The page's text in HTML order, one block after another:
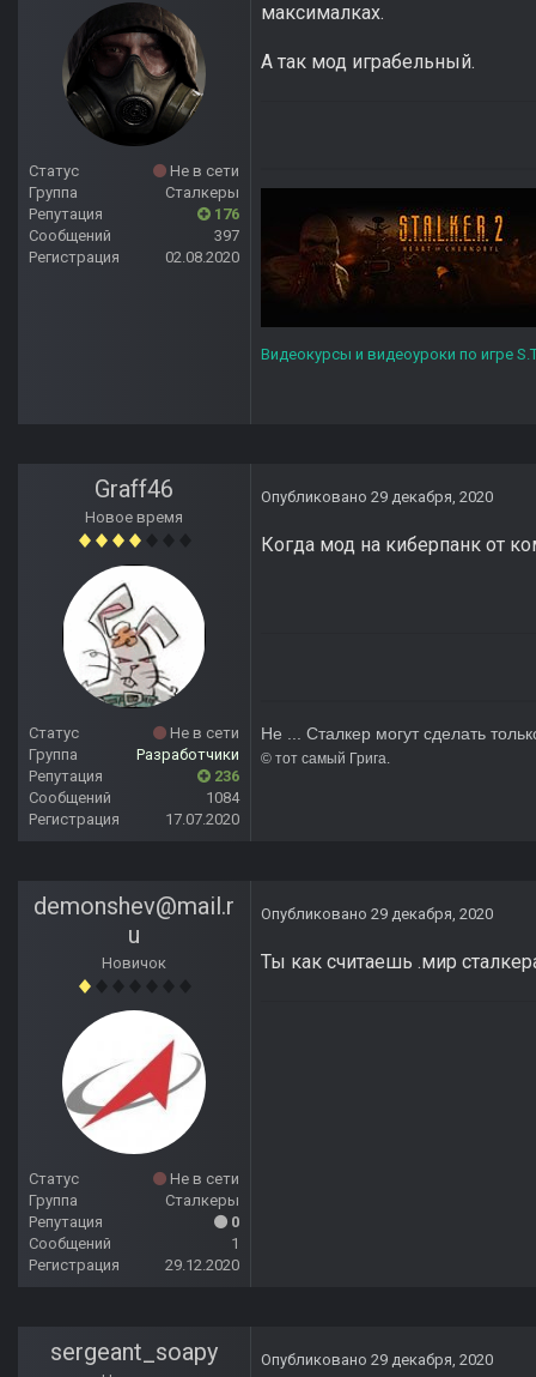
Статус
Не в сети
Группа
Сталкеры
Репутация
176
Сообщений
397
Регистрация
02.08.2020
максималках.
А так мод играбельный.
Видеокурсы и видеоуроки по игре
Graff46
Новое время
Статус
Не в сети
Группа
Разработчики
Репутация
236
Сообщений
1084
Регистрация
17.07.2020
Опубликовано 29 декабря, 2020
Когда мод на киберпанк от
Не ... Сталкер могут сделать
© тот
demonshev@mail.r
u
Новичок
Статус
Не в сети
Группа
Сталкеры
Репутация
0
Сообщений
1
Регистрация
29.12.2020
Опубликовано 29 декабря, 2020
Ты как считаешь .мир
sergeant_soapy Опубликовано 29 декабря, 2020